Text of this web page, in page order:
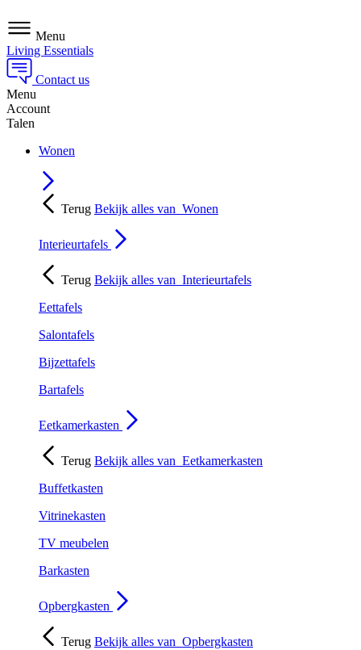
Menu
Living Essentials
Contact us
Menu
Account
Talen
Wonen
Terug Bekijk alles van Wonen
Interieurtafels
Terug Bekijk alles van Interieurtafels
Eettafels
Salontafels
Bijzettafels
Bartafels
Eetkamerkasten
Terug Bekijk alles van Eetkamerkasten
Buffetkasten
Vitrinekasten
TV meubelen
Barkasten
Opbergkasten
Terug Bekijk alles van Opbergkasten